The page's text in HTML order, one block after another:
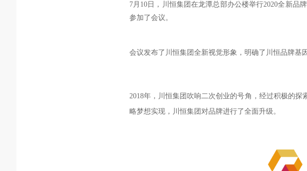
7月10日，川恒集团在龙潭总部办公楼举行2020全新品
参加了会议。
会议发布了川恒集团全新视觉形象，明确了川恒品牌基
2018年，川恒集团吹响二次创业的号角，经过积极的
略梦想实现，川恒集团对品牌进行了全面升级。